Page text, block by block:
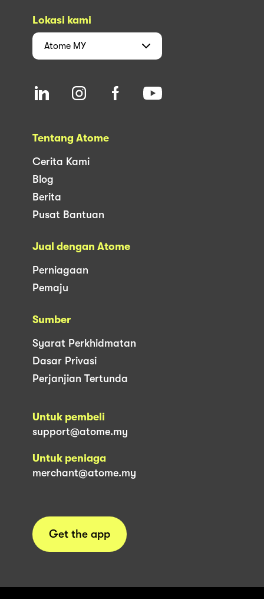
Lokasi kami
Atome MY
Tentang Atome
Cerita Kami
Blog
Berita
Pusat Bantuan
Jual dengan Atome
Perniagaan
Pemaju
Sumber
Syarat Perkhidmatan
Dasar Privasi
Perjanjian Tertunda
Untuk pembeli
support@atome.my
Untuk peniaga
merchant@atome.my
Get the app